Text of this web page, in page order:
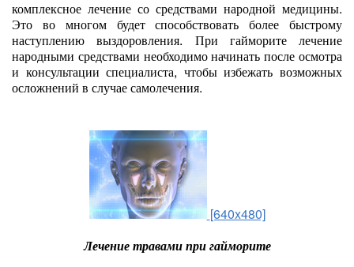
комплексное лечение со средствами народной медицины.
Это во многом будет способствовать более быстрому
наступлению выздоровления. При гайморите лечение
народными средствами необходимо начинать после осмотра
и консультации специалиста, чтобы избежать возможных
осложнений в случае самолечения.
[640x480]
Лечение травами при гайморите